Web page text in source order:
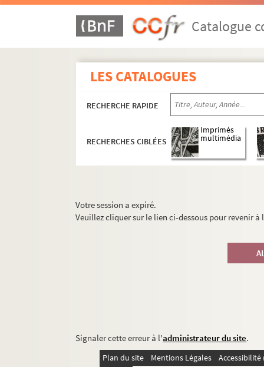
Catalogue
LES CATALOGUES
RECHERCHE RAPIDE
RECHERCHES CIBLÉES
Imprimés
multimédia
Votre session a expiré.
Veuillez cliquer sur le lien ci-dessous pour revenir
Signaler cette erreur à l'administrateur du site.
Plan du site Mentions Légales